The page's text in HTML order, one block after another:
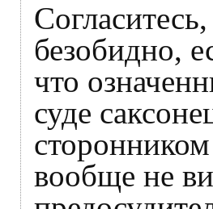
безобидно,
что
суде
вообще не